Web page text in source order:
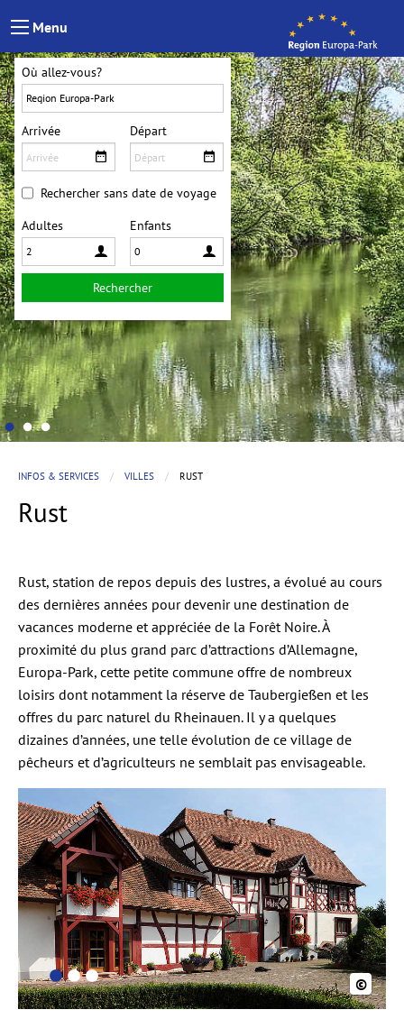
Menu
Où allez-vous?
Arrivée Départ
Rechercher sans date de voyage
Adultes Enfants
Rechercher
INFOS & SERVICES VILLES RUST
Rust
Rust, station de repos depuis des lustres, a évolué au cours
des dernières années pour devenir une destination de
vacances moderne et appréciée de la Forêt Noire. À
proximité du plus grand parc d’attractions d’Allemagne,
Europa-Park, cette petite commune offre de nombreux
loisirs dont notamment la réserve de Taubergießen et les
offres du parc naturel du Rheinauen. Il y a quelques
dizaines d’années, une telle évolution de ce village de
pêcheurs et d’agriculteurs ne semblait pas envisageable.
©